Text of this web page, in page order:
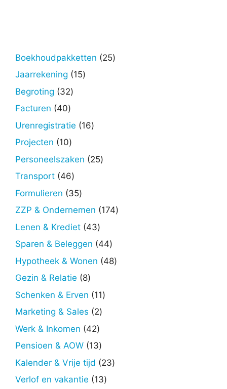
Boekhoudpakketten 2525
Jaarrekening 1515
Begroting 3232
Facturen 4040
producten
Urenregistratie 1616
Projecten 1010
producten
Personeelszaken 2525
Transport 4646
producten
Formulieren 3535
producten
ZZP & Ondernemen 174174
Lenen & Krediet 4343
producten
Sparen & Beleggen 4444
producten
Hypotheek & Wonen 4848
Gezin & Relatie 88
producten
Schenken & Erven 1111
Marketing & Sales 22
Werk & Inkomen 4242
producten
Pensioen & AOW 1313
producten
Kalender & Vrije tijd 2323
Verlof en vakantie 1313